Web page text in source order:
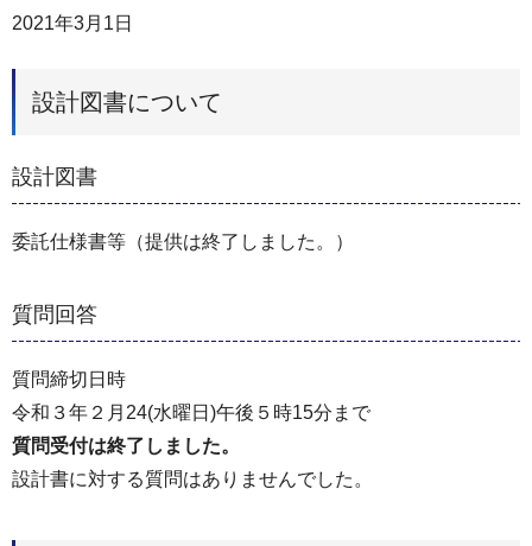
2021年3月1日
設計図書について
設計図書
委託仕様書等（提供は終了しました。）
質問回答
質問締切日時
令和３年２月24(水曜日)午後５時15分まで
質問受付は終了しました。
設計書に対する質問はありませんでした。